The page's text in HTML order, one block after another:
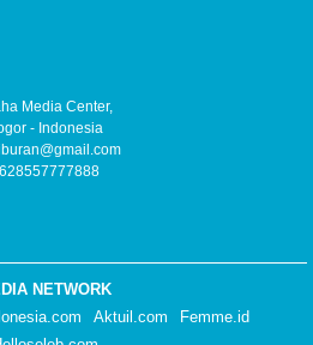
Media Center,
- Indonesia
NETWORK
Aktuil.com
Femme.id